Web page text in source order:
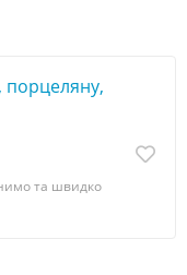
порцеляну,
та швидко